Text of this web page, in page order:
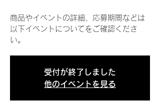
商品やイベントの詳細、応募期間などは
以下イベントについてをご確認くださ
い。
受付が終了しました
他のイベントを見る